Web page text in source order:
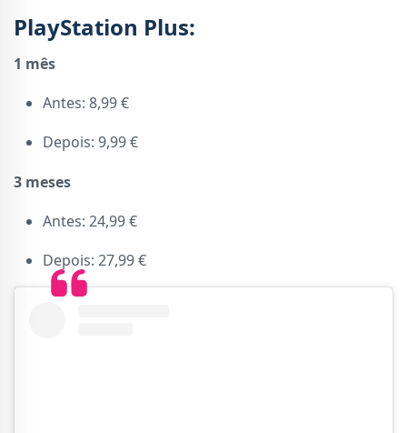
PlayStation Plus:
1 mês
Antes: 8,99 €
Depois: 9,99 €
3 meses
Antes: 24,99 €
Depois: 27,99 €